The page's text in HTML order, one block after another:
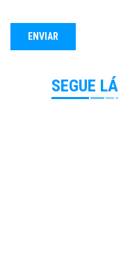
SEGUE LÁ